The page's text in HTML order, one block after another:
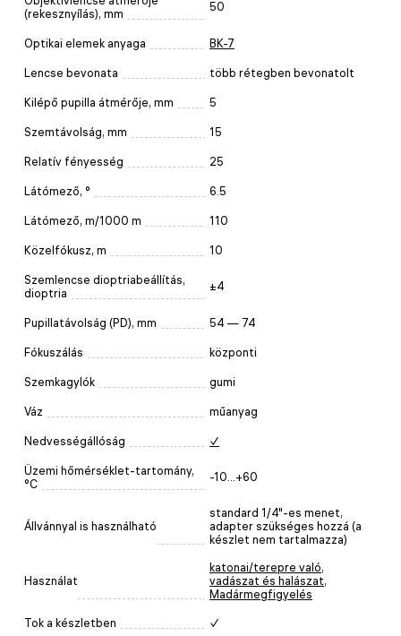
(rekesznyílás), mm
50
Optikai elemek anyaga BK-7
Lencse bevonata több rétegben bevonatolt
Kilépő pupilla átmérője, mm 5
Szemtávolság, mm 15
Relatív fényesség 25
Látómező, ° 6.5
Látómező, m/1000 m 110
Közelfókusz, m 10
Szemlencse dioptriabeállítás,
dioptria
±4
Pupillatávolság (PD), mm 54 — 74
Fókuszálás központi
Szemkagylók gumi
Váz műanyag
Nedvességállóság ✓
Üzemi hőmérséklet-tartomány,
°C
-10...+60
Állvánnyal is használható
standard 1/4"-es menet,
adapter szükséges hozzá (a
készlet nem tartalmazza)
Használat
katonai/terepre való,
vadászat és halászat,
Madármegfigyelés
Tok a készletben ✓